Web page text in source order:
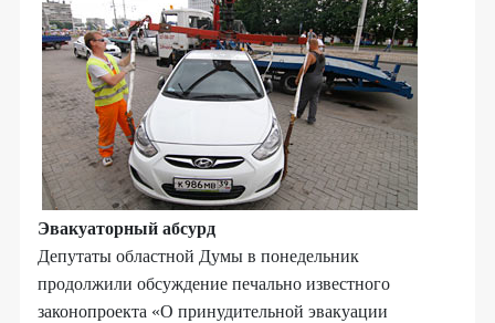
Эвакуаторный абсурд
Депутаты областной Думы в понедельник
продолжили обсуждение печально известного
законопроекта «О принудительной эвакуации